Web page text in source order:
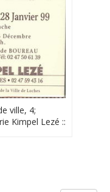
ville, 4;
Kimpel Lezé ::